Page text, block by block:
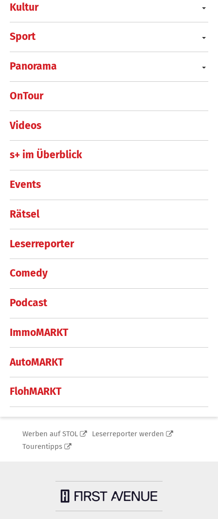
Kultur
Sport
Panorama
OnTour
Videos
s+ im Überblick
Events
Rätsel
Leserreporter
Comedy
Podcast
ImmoMARKT
AutoMARKT
FlohMARKT
Werben auf STOL
Leserreporter werden
Tourentipps